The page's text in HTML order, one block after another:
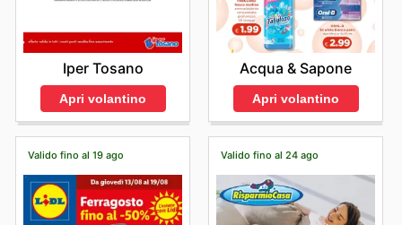
Iper Tosano
Apri volantino
Acqua & Sapone
Apri volantino
Valido fino al 19 ago Valido fino al 24 ago